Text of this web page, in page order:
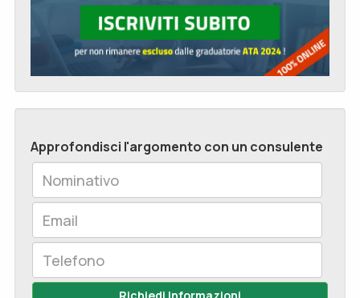
Approfondisci l'argomento con un consulente